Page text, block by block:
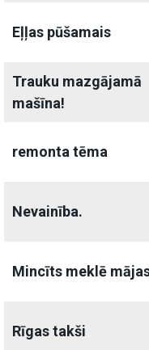
Eļļas pūšamais
Trauku mazgājamā
mašīna!
remonta tēma
Nevainība.
Mincīts meklē
Rīgas takši